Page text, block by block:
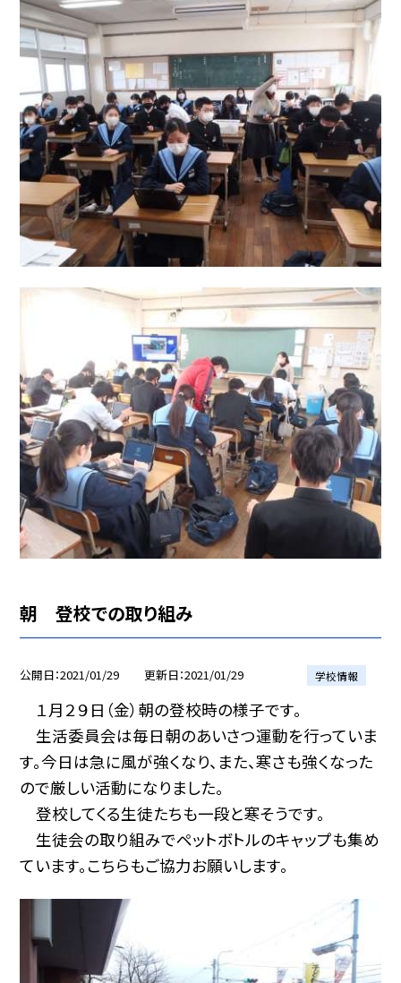
朝 登校での取り組み
公開日 2021/01/29 更新日 2021/01/29 学校情報
１月２９日（金）朝の登校時の様子です。
生活委員会は毎日朝のあいさつ運動を行っていま
す。今日は急に風が強くなり、また、寒さも強くなった
ので厳しい活動になりました。
登校してくる生徒たちも一段と寒そうです。
生徒会の取り組みでペットボトルのキャップも集め
ています。こちらもご協力お願いします。